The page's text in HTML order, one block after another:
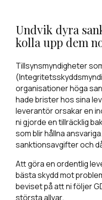
Undvik dyra
kolla upp dem
Tillsynsmyndigheter
organisationer höga
hade brister hos sina
leverantör orsakar en
ni gjorde en tillräcklig
som blir hållna
sanktionsavgifter och
Att göra en ordentlig
bästa skydd mot
beviset på att ni följer
största allvar.